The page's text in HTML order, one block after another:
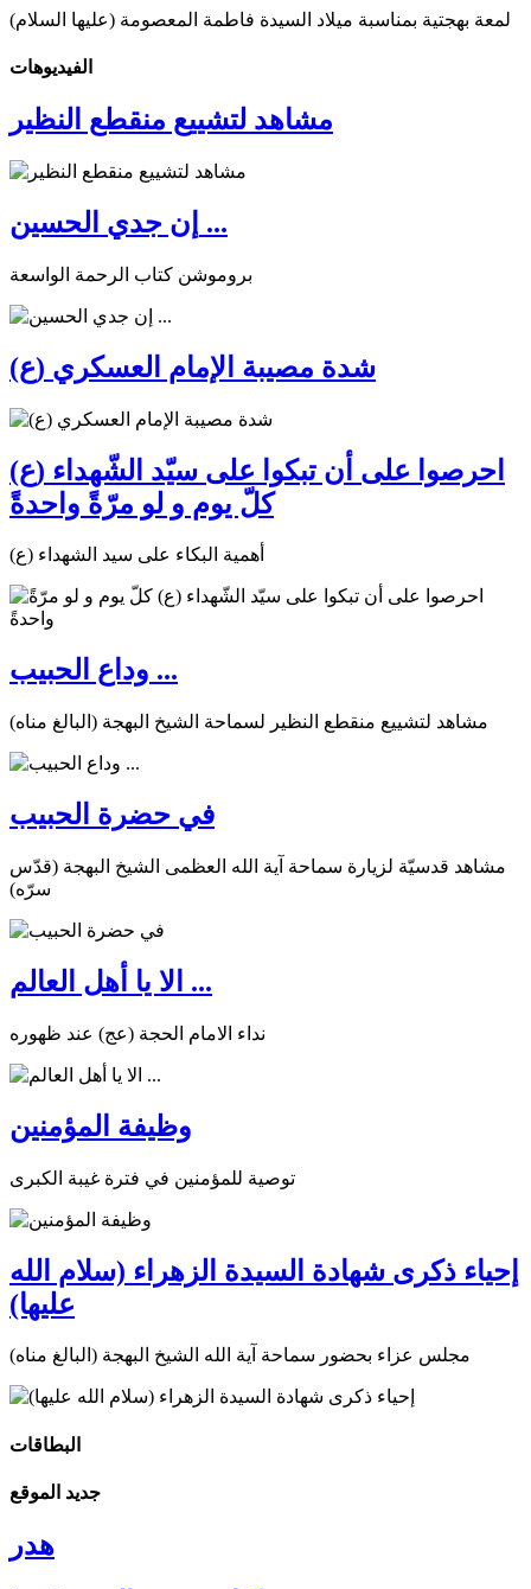
لمعة بهجتية بمناسبة ميلاد السيدة فاطمة المعصومة (عليها السلام)
الفیدیوهات
مشاهد لتشييع منقطع النظير
إن جدي الحسين ...
بروموشن كتاب الرحمة الواسعة
شدة مصيبة الإمام العسكري (ع)
احرصوا على أن تبكوا على سيّد الشّهداء (ع)
كلّ يوم و لو مرّةً واحدةً
أهمية البكاء على سيد الشهداء (ع)
وداع الحبيب ...
مشاهد لتشييع منقطع النظير لسماحة الشيخ البهجة (البالغ مناه)
في حضرة الحبيب
مشاهد قدسيّة لزيارة سماحة آية الله العظمى الشيخ البهجة (قدّس
سرّه)
الا يا أهل العالم ...
نداء الامام الحجة (عج) عند ظهوره
وظيفة المؤمنين
توصية للمؤمنين في فترة غيبة الكبرى
إحياء ذكرى شهادة السيدة الزهراء (سلام الله
عليها)
مجلس عزاء بحضور سماحة آية الله الشيخ البهجة (البالغ مناه)
البطاقات
جديد الموقع
هدر